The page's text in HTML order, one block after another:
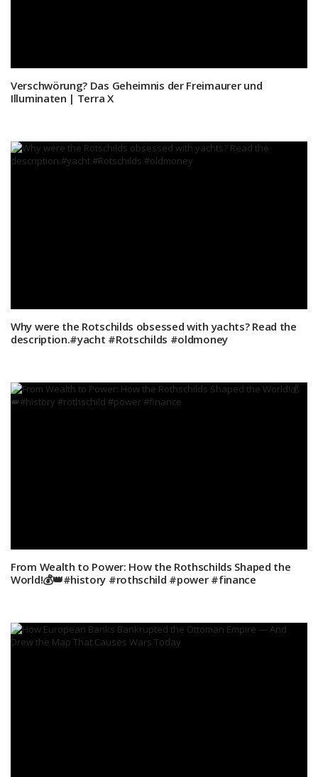
Verschwörung? Das Geheimnis der Freimaurer und
Illuminaten | Terra X
Why were the Rotschilds obsessed with yachts? Read the
description.#yacht #Rotschilds #oldmoney
From Wealth to Power: How the Rothschilds Shaped the
World!💰👑#history #rothschild #power #finance